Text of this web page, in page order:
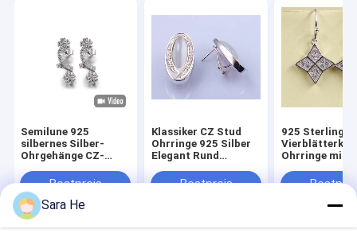
Semilune 925
silbernes Silber-
Ohrgehänge CZ-
FrauenBestpreis
Klassiker CZ Stud
Ohrringe 925 Silber
Elegant Rund
DesignBestpreis
925 Sterling
Ohrringe mit
Dangle
einzigartige
Sara He